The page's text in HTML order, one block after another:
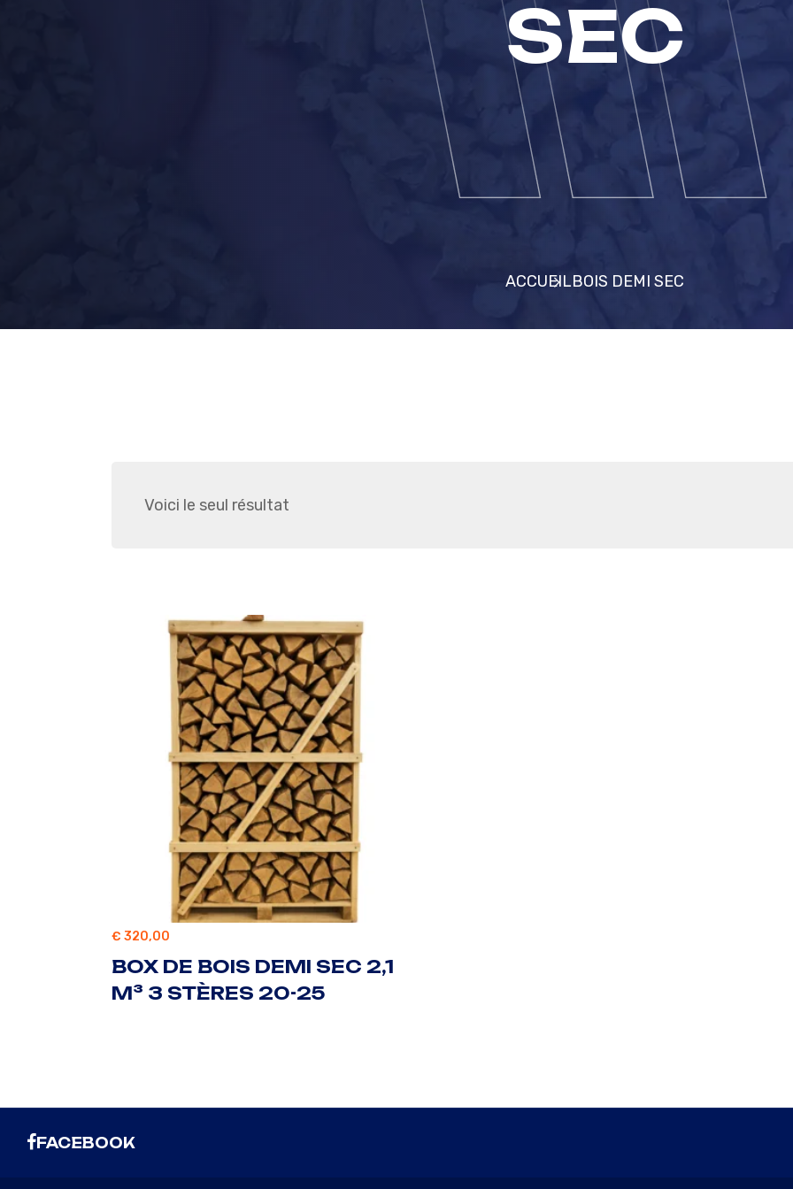
SEC
ACCUEILBOIS DEMI SEC
Voici le seul résultat
€ 320,00
BOX DE BOIS DEMI SEC 2,1
M³ 3 STÈRES 20-25
FACEBOOK